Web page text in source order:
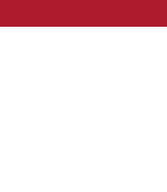
EVENTS